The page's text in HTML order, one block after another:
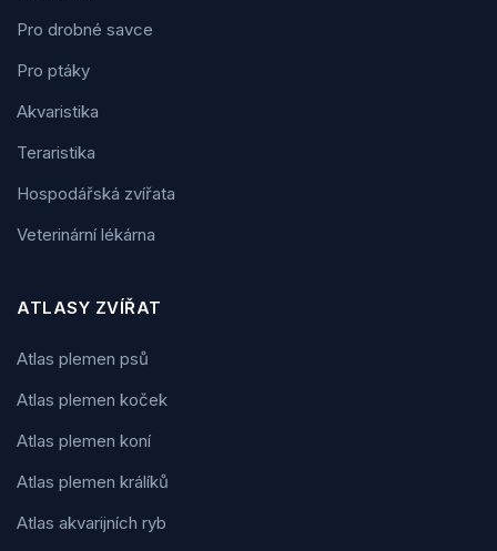
Pro drobné savce
Pro ptáky
Akvaristika
Teraristika
Hospodářská zvířata
Veterinární lékárna
ATLASY ZVÍŘAT
Atlas plemen psů
Atlas plemen koček
Atlas plemen koní
Atlas plemen králíků
Atlas akvarijních ryb